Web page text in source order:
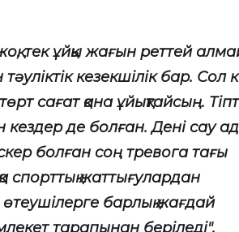
тек ұйқы жағын реттей
кезекшілік бар. Сол
сағат қана ұйықтайсың.
кездер де болған. Дені сау
болған соң тревога тағы
спорттық жаттығулардан
барлық жағдай
тарапынан беріледі".